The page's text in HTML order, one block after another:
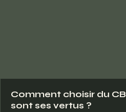
Comment choisir du
sont ses vertus ?